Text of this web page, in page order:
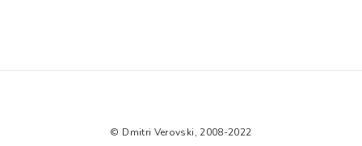
© Dmitri Verovski, 2008-2022